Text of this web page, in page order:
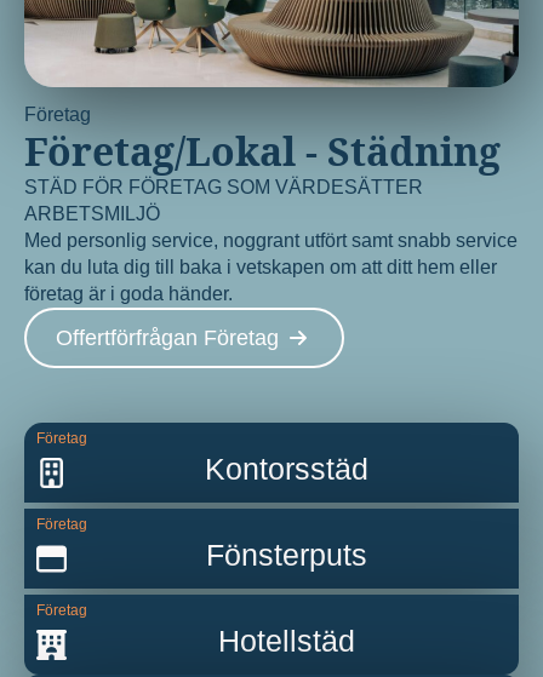
Företag
Företag/Lokal - Städning
STÄD FÖR FÖRETAG SOM VÄRDESÄTTER
ARBETSMILJÖ
Med personlig service, noggrant utfört samt snabb service
kan du luta dig till baka i vetskapen om att ditt hem eller
företag är i goda händer.
Offertförfrågan Företag
Företag
Kontorsstäd
Företag
Fönsterputs
Företag
Hotellstäd